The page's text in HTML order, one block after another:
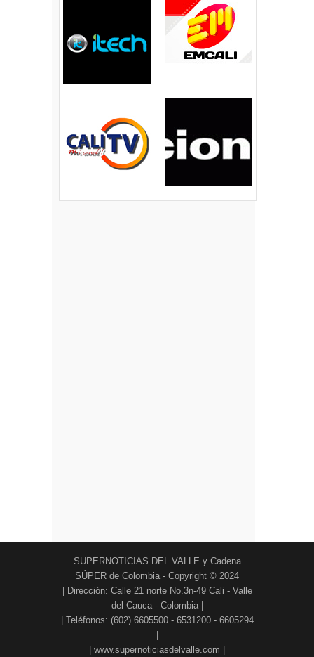
SUPERNOTICIAS DEL VALLE y Cadena
SÚPER de Colombia - Copyright © 2024
| Dirección: Calle 21 norte No.3n-49 Cali - Valle
del Cauca - Colombia |
| Teléfonos: (602) 6605500 - 6531200 - 6605294
| www.supernoticiasdelvalle.com |